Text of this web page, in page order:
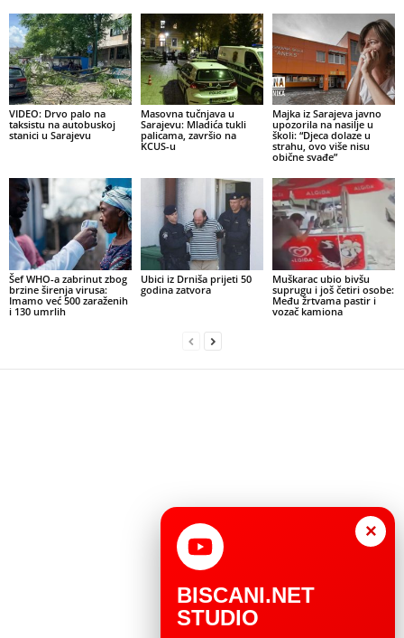
VIDEO: Drvo palo na
taksistu na autobuskoj
stanici u Sarajevu
Masovna tučnjava u
Sarajevu: Mladića tukli
palicama, završio na
KCUS-u
Majka iz Sarajeva javno
upozorila na nasilje u
školi: “Djeca dolaze u
strahu, ovo više nisu
obične svađe”
Šef WHO-a zabrinut zbog
brzine širenja virusa:
Imamo već 500 zaraženih
i 130 umrlih
Ubici iz Drniša prijeti 50
godina zatvora
Muškarac ubio bivšu
suprugu i još četiri osobe:
Među žrtvama pastir i
vozač kamiona
×
BISCANI.NET
STUDIO